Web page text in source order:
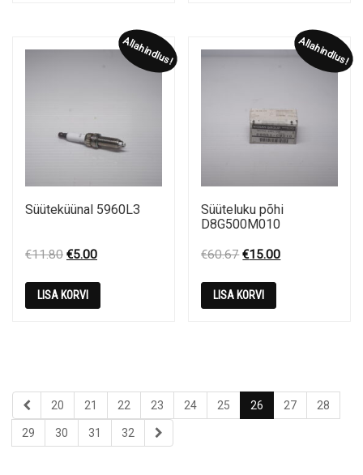
Allahindlus!
Süüteküünal 5960L3
€11.80 Original
was:
€11.80.
€5.00Current
€5.00.
LISA KORVI
Allahindlus!
Süüteluku põhi
D8G500M010
€60.67 Original
was:
€60.67.
€15.00Current
LISA KORVI
20 21 22 23 24 25 26 27 28
29 30 31 32